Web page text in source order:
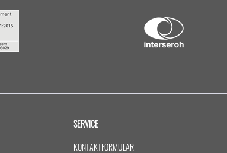
SERVICE
KONTAKTFORMULAR